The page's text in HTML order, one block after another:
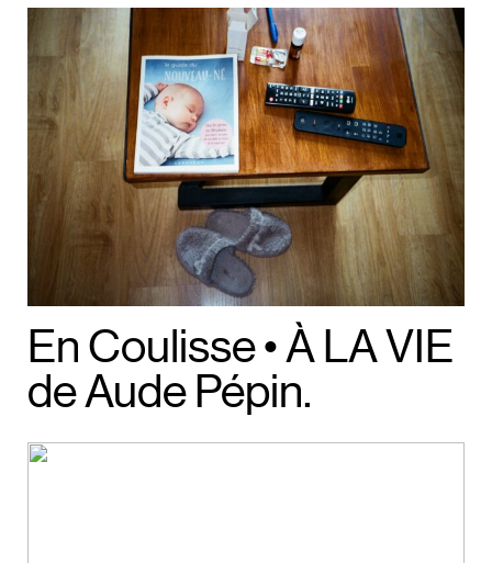
En Coulisse • À LA VIE
de Aude Pépin.